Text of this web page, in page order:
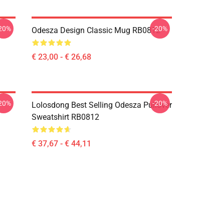
Odesza Design Classic Mug RB0812
€ 23,00 - € 26,68
-20%
Lolosdong Best Selling Odesza Pullover
Sweatshirt RB0812
€ 37,67 - € 44,11
-20%